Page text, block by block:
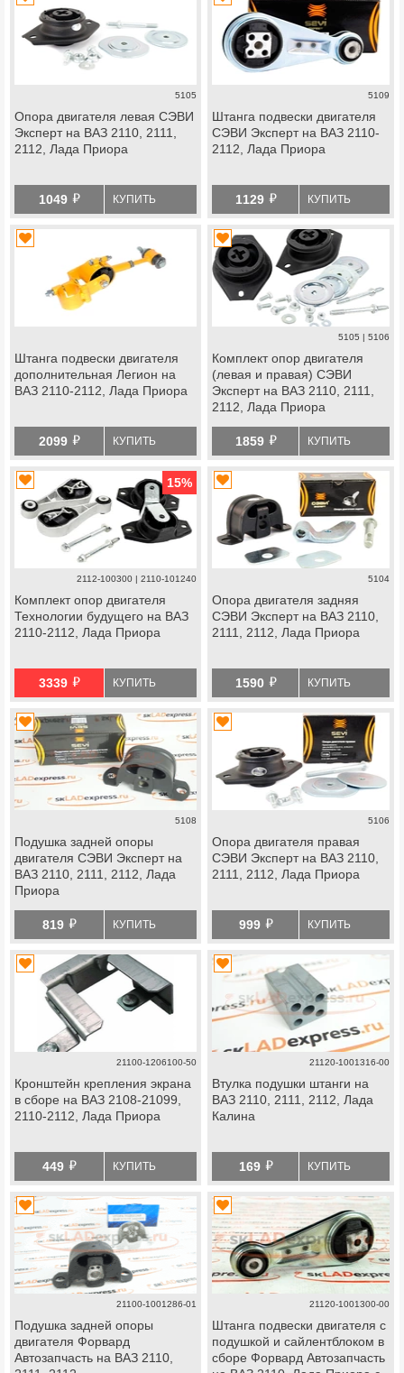
5105
Опора двигателя левая СЭВИ
Эксперт на ВАЗ 2110, 2111,
2112, Лада Приора
1049 й КУПИТЬ
5109
Штанга подвески двигателя
СЭВИ Эксперт на ВАЗ 2110-
2112, Лада Приора
1129 й КУПИТЬ
Штанга подвески двигателя
дополнительная Легион на
ВАЗ 2110-2112, Лада Приора
2099 й КУПИТЬ
5105 | 5106
Комплект опор двигателя
(левая и правая) СЭВИ
Эксперт на ВАЗ 2110, 2111,
2112, Лада Приора
1859 й КУПИТЬ
15%
2112-100300 | 2110-101240
Комплект опор двигателя
Технологии будущего на ВАЗ
2110-2112, Лада Приора
3339 й КУПИТЬ
5104
Опора двигателя задняя
СЭВИ Эксперт на ВАЗ 2110,
2111, 2112, Лада Приора
1590 й КУПИТЬ
5108
Подушка задней опоры
двигателя СЭВИ Эксперт на
ВАЗ 2110, 2111, 2112, Лада
Приора
819 й КУПИТЬ
5106
Опора двигателя правая
СЭВИ Эксперт на ВАЗ 2110,
2111, 2112, Лада Приора
999 й КУПИТЬ
21100-1206100-50
Кронштейн крепления экрана
в сборе на ВАЗ 2108-21099,
2110-2112, Лада Приора
449 й КУПИТЬ
21120-1001316-00
Втулка подушки штанги на
ВАЗ 2110, 2111, 2112, Лада
Калина
169 й КУПИТЬ
21100-1001286-01
Подушка задней опоры
двигателя Форвард
Автозапчасть на ВАЗ 2110,
21120-1001300-00
Штанга подвески двигателя с
подушкой и сайлентблоком в
сборе Форвард Автозапчасть